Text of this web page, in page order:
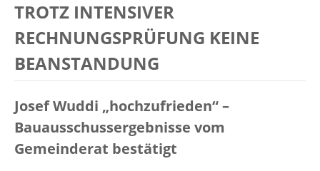
TROTZ INTENSIVER
RECHNUNGSPRÜFUNG KEINE
BEANSTANDUNG
Josef Wuddi „hochzufrieden“ –
Bauausschussergebnisse vom
Gemeinderat bestätigt